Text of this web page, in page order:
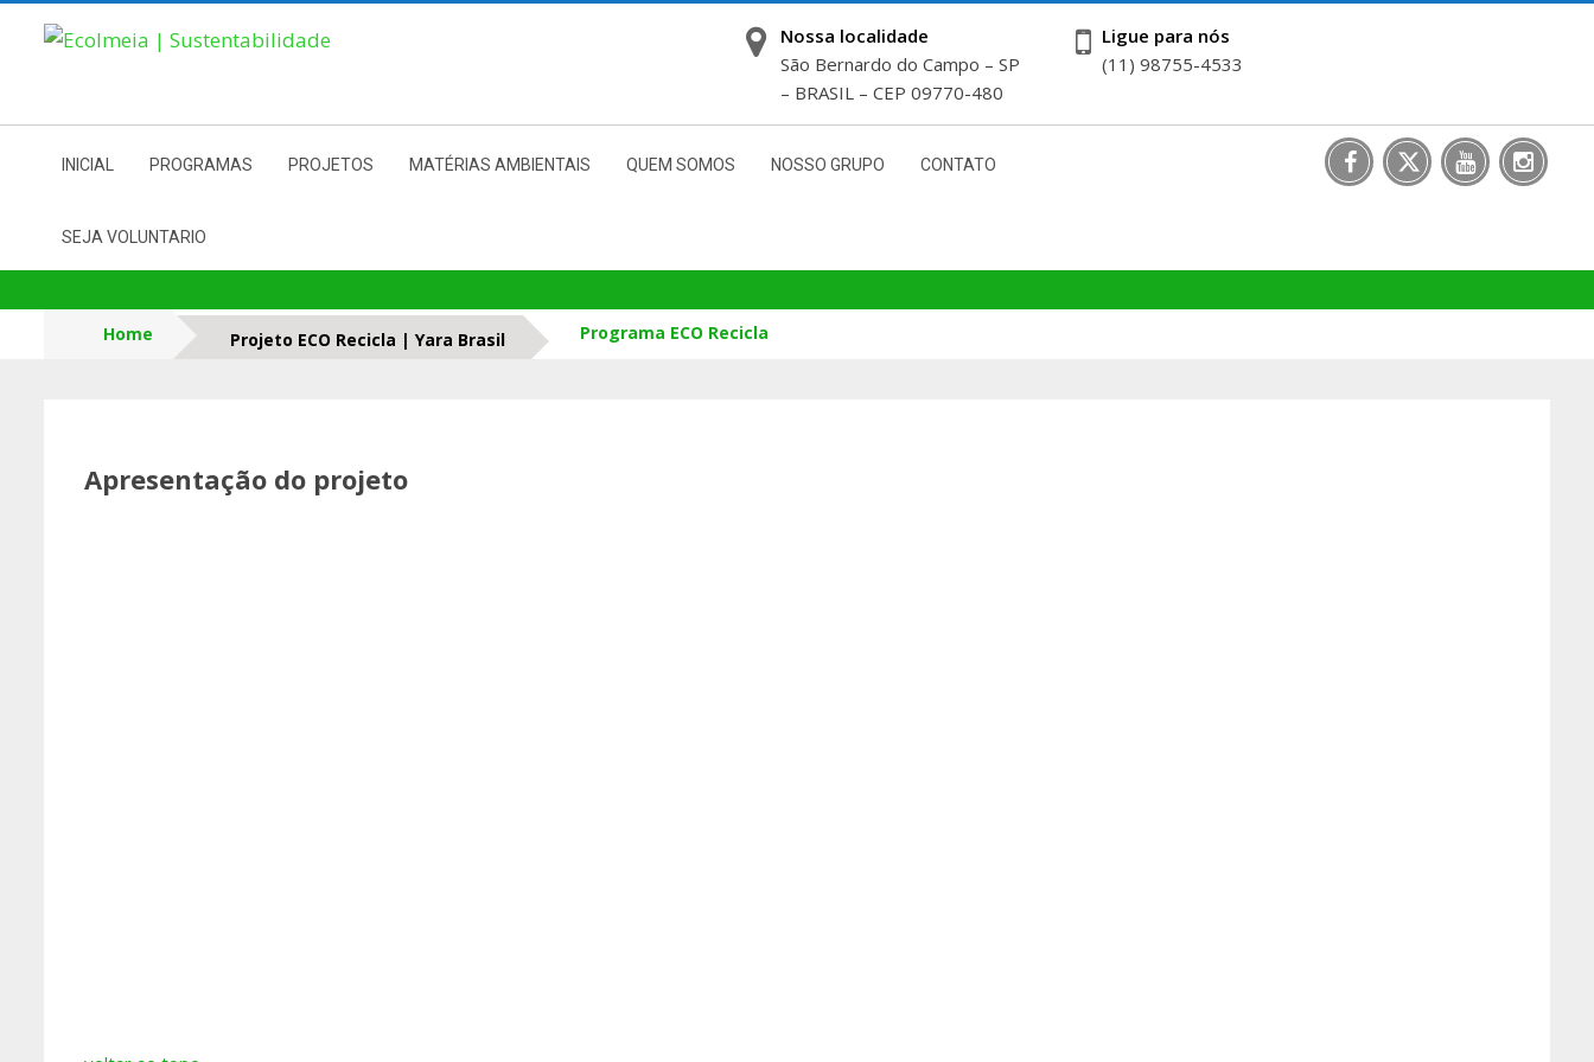
Nossa localidade
São Bernardo do Campo – SP
– BRASIL – CEP 09770-480
Ligue para nós
(11) 98755-4533
INICIAL PROGRAMAS PROJETOS MATÉRIAS AMBIENTAIS QUEM SOMOS NOSSO GRUPO CONTATO
SEJA VOLUNTARIO
Home Programa ECO Recicla
Projeto ECO Recicla | Yara Brasil
Apresentação do projeto